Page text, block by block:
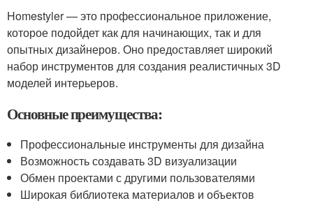
Homestyler — это профессиональное приложение,
которое подойдет как для начинающих, так и для
опытных дизайнеров. Оно предоставляет широкий
набор инструментов для создания реалистичных 3D
моделей интерьеров.
Основные преимущества:
Профессиональные инструменты для дизайна
Возможность создавать 3D визуализации
Обмен проектами с другими пользователями
Широкая библиотека материалов и объектов